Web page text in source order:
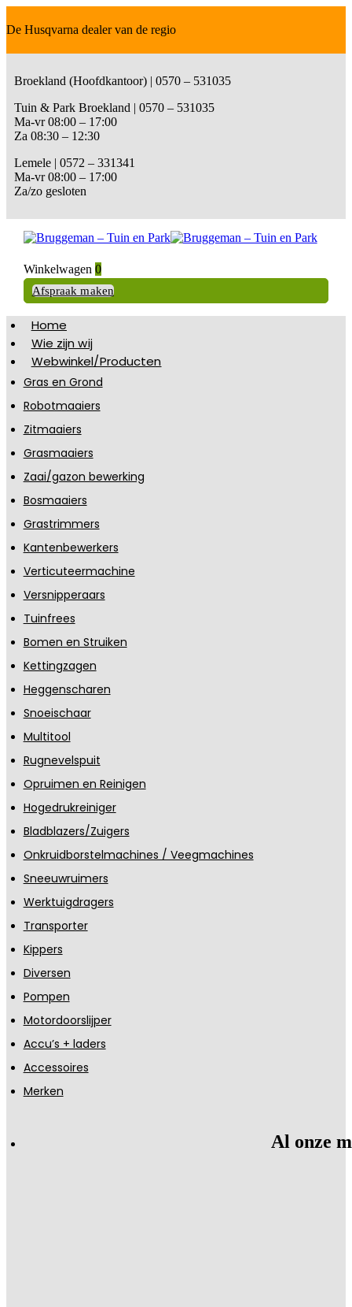
De Husqvarna dealer van de regio
Broekland (Hoofdkantoor) | 0570 – 531035
Tuin & Park Broekland | 0570 – 531035
Ma-vr 08:00 – 17:00
Za 08:30 – 12:30
Lemele | 0572 – 331341
Ma-vr 08:00 – 17:00
Za/zo gesloten
Winkelwagen 0
Afspraak maken
Home
Wie zijn wij
Webwinkel/Producten
Gras en Grond
Robotmaaiers
Zitmaaiers
Grasmaaiers
Zaai/gazon bewerking
Bosmaaiers
Grastrimmers
Kantenbewerkers
Verticuteermachine
Versnipperaars
Tuinfrees
Bomen en Struiken
Kettingzagen
Heggenscharen
Snoeischaar
Multitool
Rugnevelspuit
Opruimen en Reinigen
Hogedrukreiniger
Bladblazers/Zuigers
Onkruidborstelmachines / Veegmachines
Sneeuwruimers
Werktuigdragers
Transporter
Kippers
Diversen
Pompen
Motordoorslijper
Accu’s + laders
Accessoires
Merken
Al onze